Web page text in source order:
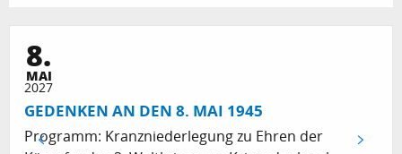
8.
MAI
2027
GEDENKEN AN DEN 8. MAI 1945
Programm: Kranzniederlegung zu Ehren der